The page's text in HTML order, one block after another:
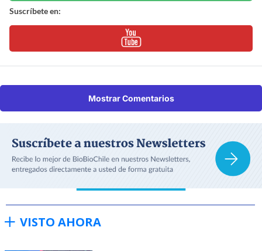
Suscríbete en:
Mostrar Comentarios
VISTO AHORA